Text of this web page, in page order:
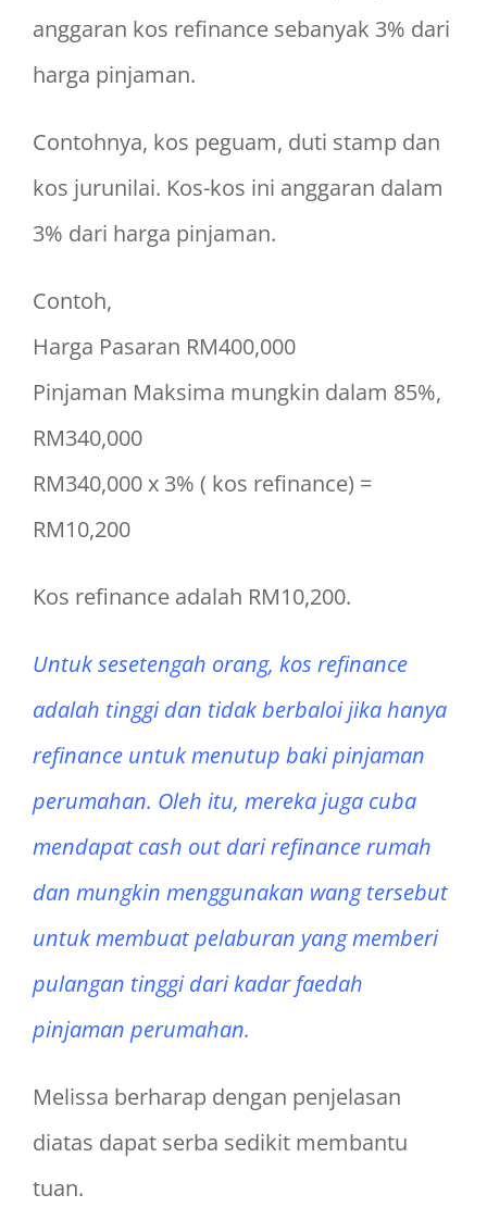
anggaran kos refinance sebanyak 3% dari
harga pinjaman.
Contohnya, kos peguam, duti stamp dan
kos jurunilai. Kos-kos ini anggaran dalam
3% dari harga pinjaman.
Contoh,
Harga Pasaran RM400,000
Pinjaman Maksima mungkin dalam 85%,
RM340,000
RM340,000 x 3% ( kos refinance) =
RM10,200
Kos refinance adalah RM10,200.
Untuk sesetengah orang, kos refinance
adalah tinggi dan tidak berbaloi jika hanya
refinance untuk menutup baki pinjaman
perumahan. Oleh itu, mereka juga cuba
mendapat cash out dari refinance rumah
dan mungkin menggunakan wang tersebut
untuk membuat pelaburan yang memberi
pulangan tinggi dari kadar faedah
pinjaman perumahan.
Melissa berharap dengan penjelasan
diatas dapat serba sedikit membantu
tuan.